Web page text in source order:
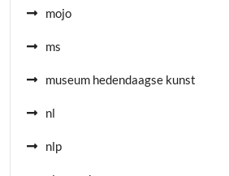
mojo
ms
museum hedendaagse kunst
nl
nlp